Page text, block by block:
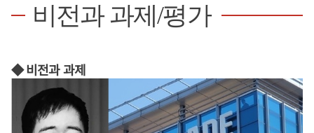
비전과 과제/평가
◆ 비전과 과제